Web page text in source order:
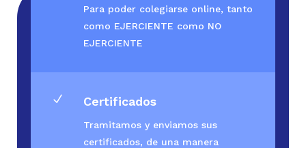
Para poder colegiarse online, tanto
como EJERCIENTE como NO
EJERCIENTE
N Certificados
Tramitamos y enviamos sus
certificados, de una manera